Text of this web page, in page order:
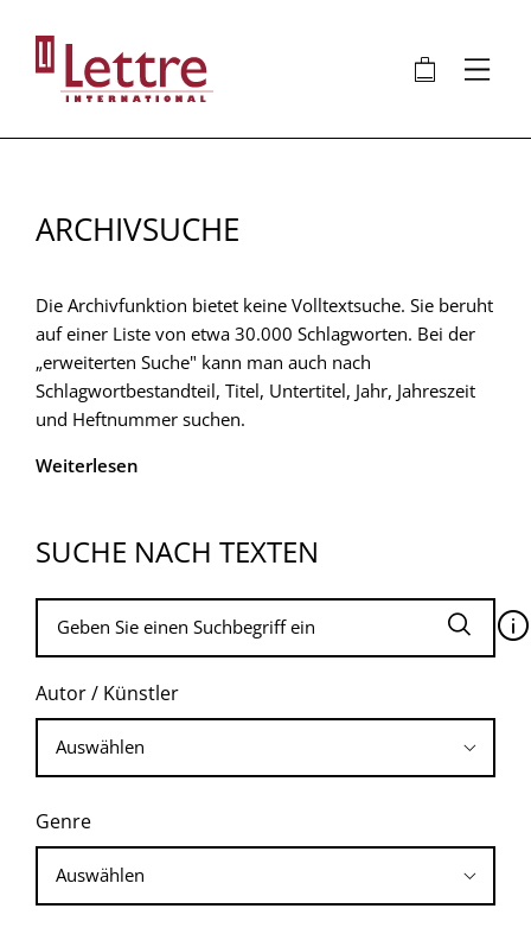
Inhalt
🛍 ⋮
ARCHIVSUCHE
Die Archivfunktion bietet keine Volltextsuche. Sie beruht
auf einer Liste von etwa 30.000 Schlagworten. Bei der
„erweiterten Suche" kann man auch nach
Schlagwortbestandteil, Titel, Untertitel, Jahr, Jahreszeit
und Heftnummer suchen.
Weiterlesen
SUCHE NACH TEXTEN
🛈
Autor / Künstler
Genre